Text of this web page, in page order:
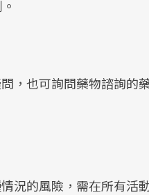
，也可詢問藥物諮詢的
況的風險，需在所有活